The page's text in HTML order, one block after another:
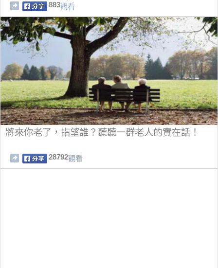
883觀看
將來你老了，指望誰？聽聽一群老人的實在話！
28792觀看